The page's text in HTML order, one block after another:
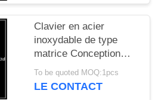
Clavier en acier
inoxydable de type
matrice Conception
personnalisée avec 40
boutons pinpad
To be quoted MOQ:1pcs
LE CONTACT